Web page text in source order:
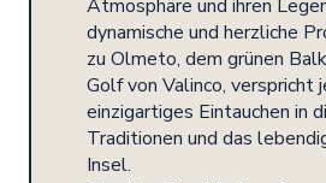
Atmosphäre und ihren
dynamische und herzliche
zu Olmeto, dem grünen
Golf von Valinco, verspricht
einzigartiges Eintauchen in
Traditionen und das
Insel.